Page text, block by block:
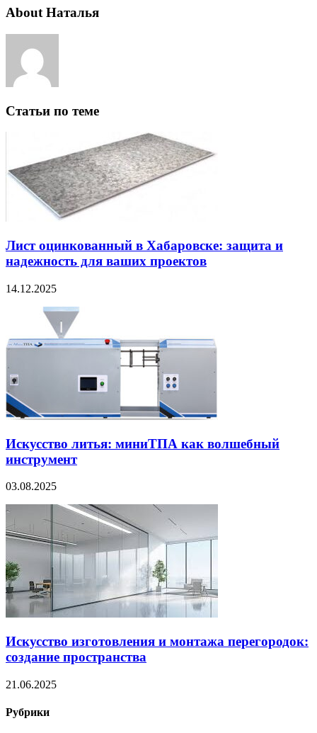
About Наталья
Статьи по теме
Лист оцинкованный в Хабаровске: защита и
надежность для ваших проектов
14.12.2025
Искусство литья: миниТПА как волшебный
инструмент
03.08.2025
Искусство изготовления и монтажа перегородок:
создание пространства
21.06.2025
Рубрики